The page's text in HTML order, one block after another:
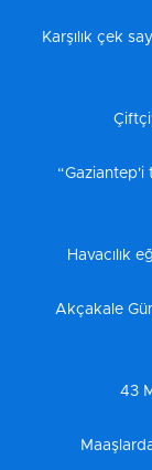
Karşılık çek
“Gaziantep'i
Havacılık
Akçakale
43